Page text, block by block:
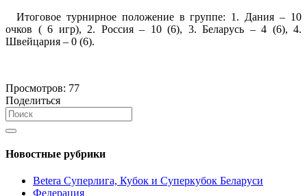
Итоговое турнирное положение в группе: 1. Дания – 10
очков ( 6 игр), 2. Россия – 10 (6), 3. Беларусь – 4 (6), 4.
Швейцария – 0 (6).
Просмотров: 77
Поделиться
Новостные рубрики
Betera Суперлига, Кубок и Суперкубок Беларуси
Федерация